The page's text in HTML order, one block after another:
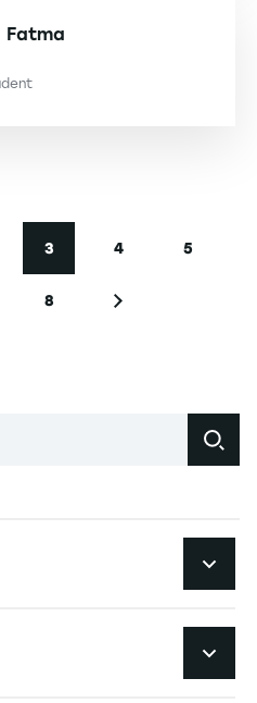
Fatma
Aktuelle Seite
3
Seite
4
Seite
5
Seite
8
Nächste Seite